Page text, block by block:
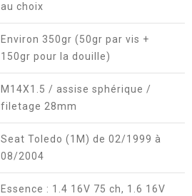
au choix
Environ 350gr (50gr par vis +
150gr pour la douille)
M14X1.5 / assise sphérique /
filetage 28mm
Seat Toledo (1M) de 02/1999 à
08/2004
Essence : 1.4 16V 75 ch, 1.6 16V